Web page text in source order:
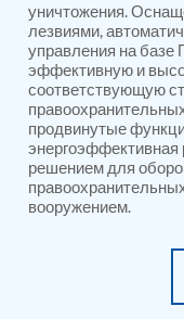
PSA Nitrogen
Dual Hydraulic
Hydraulic
1000 Bar
Drive And
Main Rotor
BMP Pump Test
Refrigeration
Heavy Duty
Disposal System
Hydraulic
High Pressure
уничтожения.
лезвиями,
управления на
эффективную и
соответствующую
продвинутые
решением для
вооружением.